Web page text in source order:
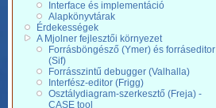
Interface és implementáció
Alapkönyvtárak
Érdekességek
A Mjolner fejlesztői környezet
Forrásböngésző (Ymer) és forráseditor
(Sif)
Forrásszintű debugger (Valhalla)
Interfész-editor (Frigg)
Osztálydiagram-szerkesztő (Freja) -
CASE tool